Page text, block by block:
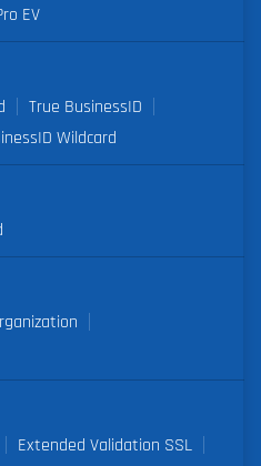
EV
True BusinessID
Wildcard
Extended Validation SSL